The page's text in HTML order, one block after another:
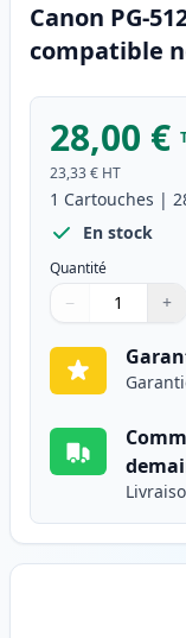
Canon PG-
compatible
28,00 €
23,33 € HT
1 Cartouches |
En stock
Quantité
Quantité
Utilisez les
− +
Quantité